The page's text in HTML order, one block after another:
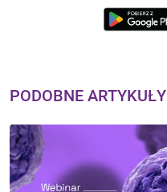
PODOBNE ARTYKUŁY